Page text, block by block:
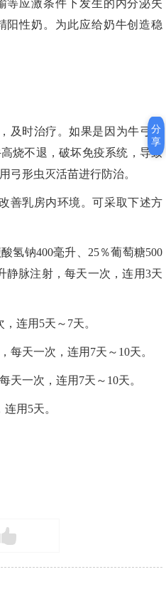
等应激条件下发生的内分泌失
阳性奶。为此应给奶牛创造稳
及时治疗。如果是因为牛弓形
烧不退，破坏免疫系统，导致
弓形虫灭活苗进行防治。
善乳房内环境。可采取下述方
氢钠400毫升、25％葡萄糖500
静脉注射，每天一次，连用3天
连用5天～7天。
每天一次，连用7天～10天。
天一次，连用7天～10天。
用5天。
分
享